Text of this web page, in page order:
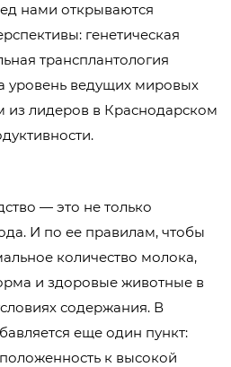
нами открываются
генетическая
трансплантология
уровень ведущих мировых
из лидеров в Краснодарском
— это не только
И по ее правилам, чтобы
количество молока,
и здоровые животные в
содержания. В
еще один пункт:
к высокой